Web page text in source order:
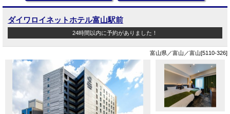
ダイワロイネットホテル富山駅前
24時間以内に予約がありました！
富山県／富山／富山[5110-326]